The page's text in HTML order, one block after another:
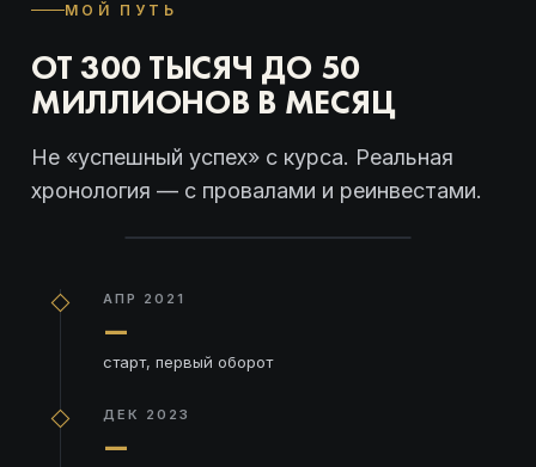
МОЙ ПУТЬ
ОТ 300 ТЫСЯЧ ДО 50
МИЛЛИОНОВ В МЕСЯЦ
Не «успешный успех» с курса. Реальная
хронология — с провалами и реинвестами.
АПР 2021
—
старт, первый оборот
ДЕК 2023
—